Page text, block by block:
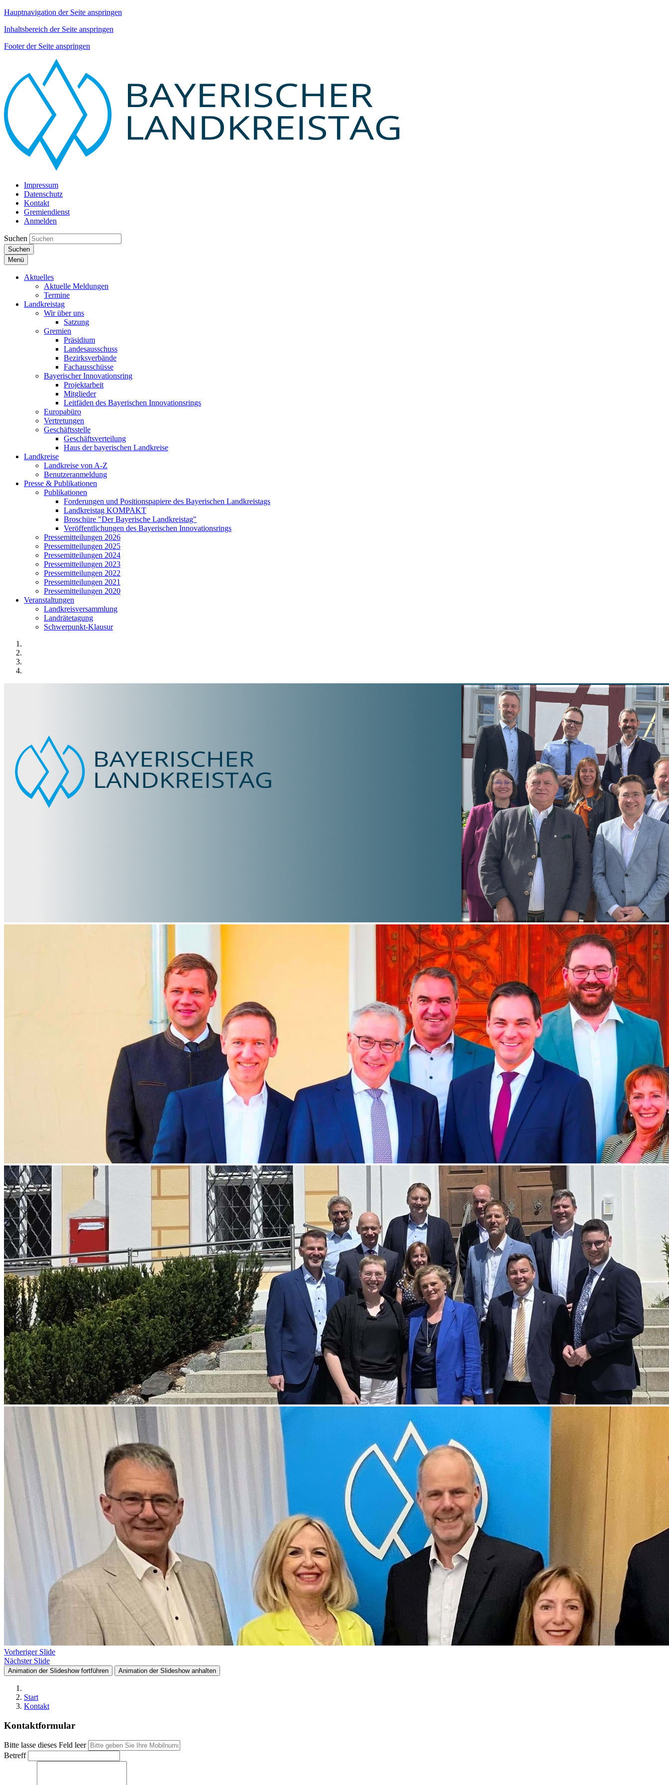
Hauptnavigation der Seite anspringen
Inhaltsbereich der Seite anspringen
Footer der Seite anspringen
Impressum
Datenschutz
Kontakt
Gremiendienst
Anmelden
Suchen
Suchen
Menü
Aktuelles
Aktuelle Meldungen
Termine
Landkreistag
Wir über uns
Satzung
Gremien
Präsidium
Landesausschuss
Bezirksverbände
Fachausschüsse
Bayerischer Innovationsring
Projektarbeit
Mitglieder
Leitfäden des Bayerischen Innovationsrings
Europabüro
Vertretungen
Geschäftsstelle
Geschäftsverteilung
Haus der bayerischen Landkreise
Landkreise
Landkreise von A-Z
Benutzeranmeldung
Presse & Publikationen
Publikationen
Forderungen und Positionspapiere des Bayerischen Landkreistags
Landkreistag KOMPAKT
Broschüre "Der Bayerische Landkreistag"
Veröffentlichungen des Bayerischen Innovationsrings
Pressemitteilungen 2026
Pressemitteilungen 2025
Pressemitteilungen 2024
Pressemitteilungen 2023
Pressemitteilungen 2022
Pressemitteilungen 2021
Pressemitteilungen 2020
Veranstaltungen
Landkreisversammlung
Landrätetagung
Schwerpunkt-Klausur
Vorheriger Slide
Nächster Slide
Animation der Slideshow fortführen Animation der Slideshow anhalten
Start
Kontakt
Kontaktformular
Bitte lasse dieses Feld leer
Betreff